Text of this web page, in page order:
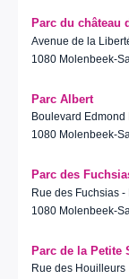
Parc du château
Avenue de la
1080 Molenbeek-
Parc Albert
Boulevard
1080 Molenbeek-
Parc des
Rue des Fuchsias
1080 Molenbeek-
Parc de la Petite
Rue des Houilleurs